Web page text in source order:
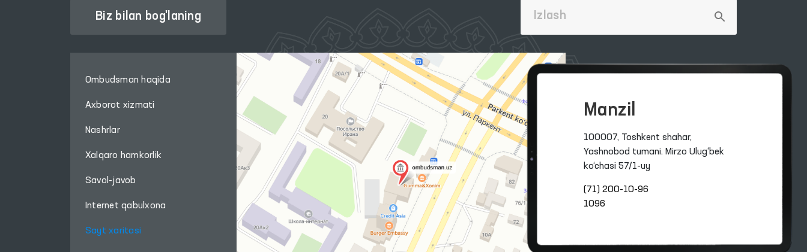
Biz bilan bog'laning
Ombudsman haqida
Axborot xizmati
Nashrlar
Xalqaro hamkorlik
Savol-javob
Internet qabulxona
Sayt xaritasi
Manzil
100007, Toshkent shahar,
Yashnobod tumani. Mirzo Ulug‘bek
ko‘chasi 57/1-uy
(71) 200-10-96
1096